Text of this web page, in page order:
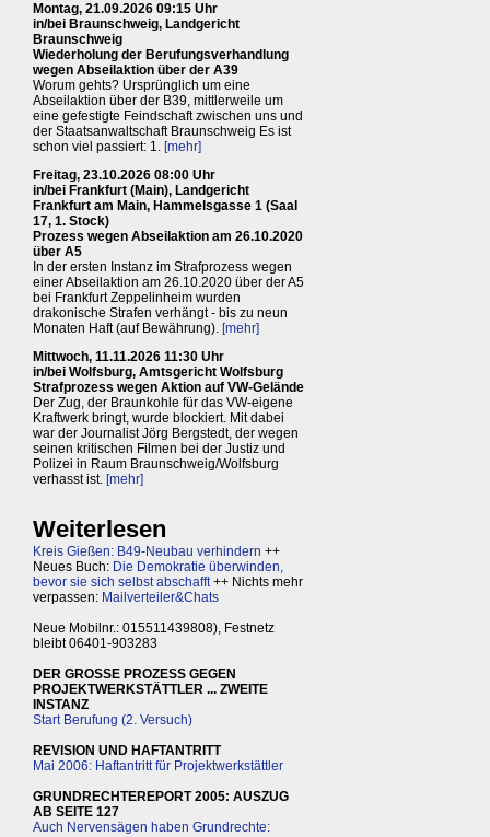
Montag, 21.09.2026 09:15 Uhr
in/bei Braunschweig, Landgericht
Braunschweig
Wiederholung der Berufungsverhandlung
wegen Abseilaktion über der A39
Worum gehts? Ursprünglich um eine
Abseilaktion über der B39, mittlerweile um
eine gefestigte Feindschaft zwischen uns und
der Staatsanwaltschaft Braunschweig Es ist
schon viel passiert: 1. [mehr]
Freitag, 23.10.2026 08:00 Uhr
in/bei Frankfurt (Main), Landgericht
Frankfurt am Main, Hammelsgasse 1 (Saal
17, 1. Stock)
Prozess wegen Abseilaktion am 26.10.2020
über A5
In der ersten Instanz im Strafprozess wegen
einer Abseilaktion am 26.10.2020 über der A5
bei Frankfurt Zeppelinheim wurden
drakonische Strafen verhängt - bis zu neun
Monaten Haft (auf Bewährung). [mehr]
Mittwoch, 11.11.2026 11:30 Uhr
in/bei Wolfsburg, Amtsgericht Wolfsburg
Strafprozess wegen Aktion auf VW-Gelände
Der Zug, der Braunkohle für das VW-eigene
Kraftwerk bringt, wurde blockiert. Mit dabei
war der Journalist Jörg Bergstedt, der wegen
seinen kritischen Filmen bei der Justiz und
Polizei in Raum Braunschweig/Wolfsburg
verhasst ist. [mehr]
Weiterlesen
Kreis Gießen: B49-Neubau verhindern ++
Neues Buch: Die Demokratie überwinden,
bevor sie sich selbst abschafft++ Nichts mehr
verpassen: Mailverteiler&Chats
Neue Mobilnr.: 015511439808), Festnetz
bleibt 06401-903283
DER GROSSE PROZESS GEGEN
PROJEKTWERKSTÄTTLER ... ZWEITE
INSTANZ
Start Berufung (2. Versuch)
REVISION UND HAFTANTRITT
Mai 2006: Haftantritt für Projektwerkstättler
GRUNDRECHTEREPORT 2005: AUSZUG
AB SEITE 127
Auch Nervensägen haben Grundrechte: